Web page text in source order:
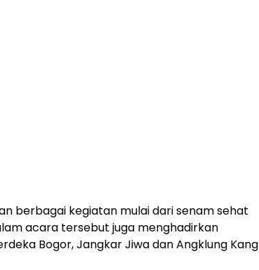
berbagai kegiatan mulai dari senam sehat
acara tersebut juga menghadirkan
Bogor, Jangkar Jiwa dan Angklung Kang